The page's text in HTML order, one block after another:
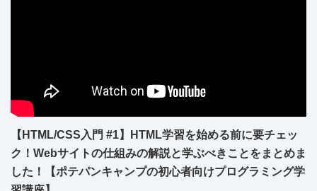
【HTML/CSS入門 #1】HTML学習を始める前に要チェッ
ク！Webサイトの仕組みの解説と学ぶべきことをまとめま
した！【ポテパンキャンプの初心者向けプログラミング学